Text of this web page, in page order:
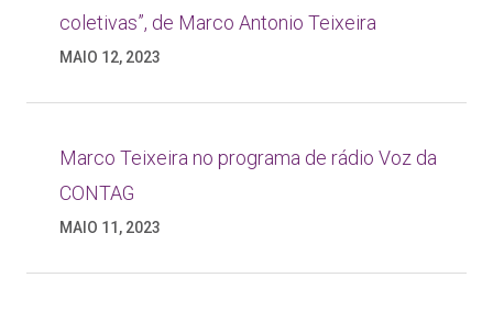
coletivas”, de Marco Antonio Teixeira
MAIO 12, 2023
Marco Teixeira no programa de rádio Voz da
CONTAG
MAIO 11, 2023